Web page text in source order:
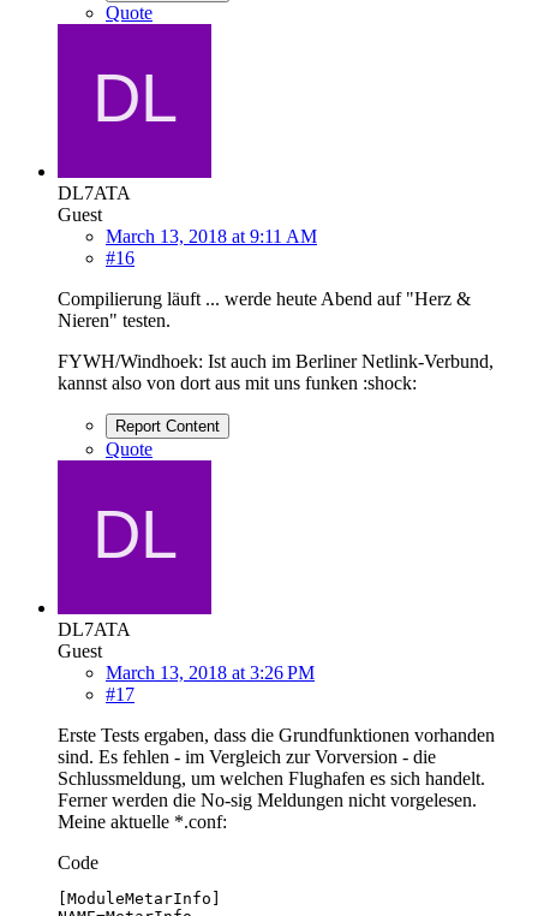
Quote
DL7ATA
Guest
March 13, 2018 at 9:11 AM
#16
Compilierung läuft ... werde heute Abend auf "Herz &
Nieren" testen.
FYWH/Windhoek: Ist auch im Berliner Netlink-Verbund,
kannst also von dort aus mit uns funken :shock:
Report Content
Quote
DL7ATA
Guest
March 13, 2018 at 3:26 PM
#17
Erste Tests ergaben, dass die Grundfunktionen vorhanden
sind. Es fehlen - im Vergleich zur Vorversion - die
Schlussmeldung, um welchen Flughafen es sich handelt.
Ferner werden die No-sig Meldungen nicht vorgelesen.
Meine aktuelle *.conf:
Code